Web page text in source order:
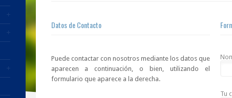
Datos de Contacto
Puede contactar con nosotros mediante los datos que
aparecen a continuación, o bien, utilizando el
formulario que aparece a la derecha.
Tu